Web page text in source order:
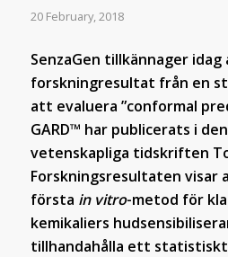
20 February, 2018
SenzaGen tillkännager
forskningresultat från en
att evaluera ”conformal
GARD™ har publicerats i
vetenskapliga tidskriften
Forskningsresultaten visar
första in vitro-metod för
kemikaliers
tillhandahålla ett